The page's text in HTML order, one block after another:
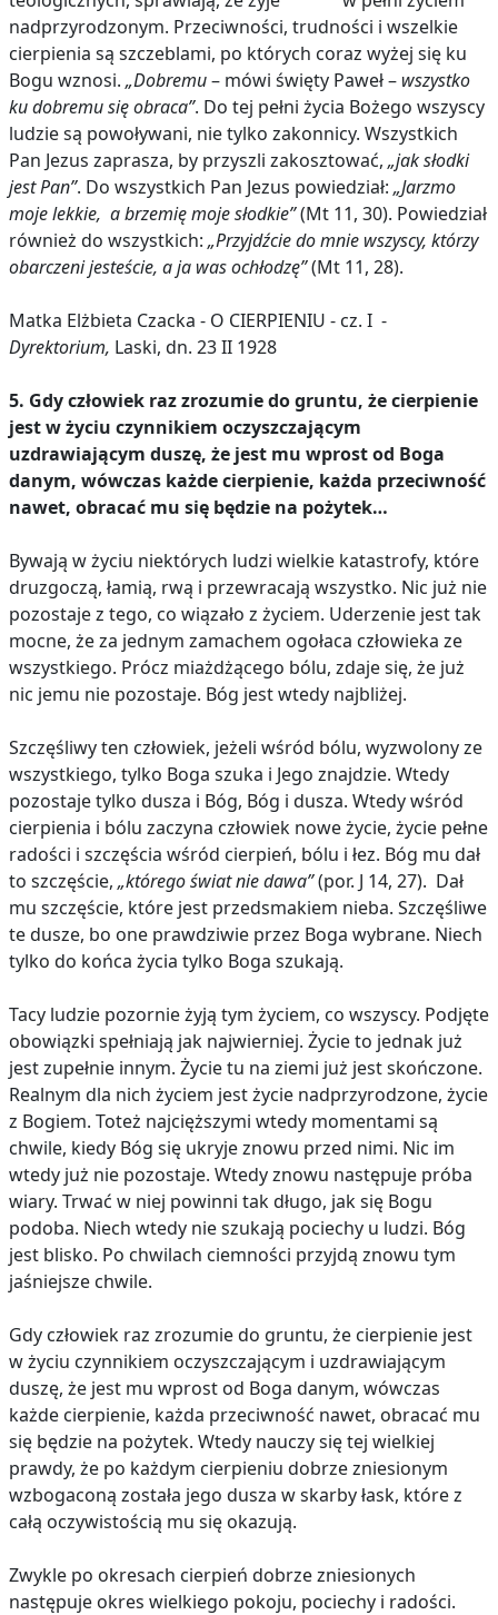
nadprzyrodzonym. Przeciwności, trudności i wszelkie
cierpienia są szczeblami, po których coraz wyżej się ku
Bogu wznosi. „Dobremu– mówi święty Paweł – wszystko
ku dobremu się obraca”. Do tej pełni życia Bożego wszyscy
ludzie są powoływani, nie tylko zakonnicy. Wszystkich
Pan Jezus zaprasza, by przyszli zakosztować, „jak słodki
jest Pan”. Do wszystkich Pan Jezus powiedział: „Jarzmo
moje lekkie, a brzemię moje słodkie”(Mt 11, 30). Powiedział
również do wszystkich: „Przyjdźcie do mnie wszyscy, którzy
obarczeni jesteście, a ja was ochłodzę”(Mt 11, 28).
Matka Elżbieta Czacka - O CIERPIENIU - cz. I -
Dyrektorium, Laski, dn. 23 II 1928
5. Gdy człowiek raz zrozumie do gruntu, że cierpienie
jest w życiu czynnikiem oczyszczającym
uzdrawiającym duszę, że jest mu wprost od Boga
danym, wówczas każde cierpienie, każda przeciwność
nawet, obracać mu się będzie na pożytek…
Bywają w życiu niektórych ludzi wielkie katastrofy, które
druzgoczą, łamią, rwą i przewracają wszystko. Nic już nie
pozostaje z tego, co wiązało z życiem. Uderzenie jest tak
mocne, że za jednym zamachem ogołaca człowieka ze
wszystkiego. Prócz miażdżącego bólu, zdaje się, że już
nic jemu nie pozostaje. Bóg jest wtedy najbliżej.
Szczęśliwy ten człowiek, jeżeli wśród bólu, wyzwolony ze
wszystkiego, tylko Boga szuka i Jego znajdzie. Wtedy
pozostaje tylko dusza i Bóg, Bóg i dusza. Wtedy wśród
cierpienia i bólu zaczyna człowiek nowe życie, życie pełne
radości i szczęścia wśród cierpień, bólu i łez. Bóg mu dał
to szczęście, „którego świat nie dawa”(por. J 14, 27). Dał
mu szczęście, które jest przedsmakiem nieba. Szczęśliwe
te dusze, bo one prawdziwie przez Boga wybrane. Niech
tylko do końca życia tylko Boga szukają.
Tacy ludzie pozornie żyją tym życiem, co wszyscy. Podjęte
obowiązki spełniają jak najwierniej. Życie to jednak już
jest zupełnie innym. Życie tu na ziemi już jest skończone.
Realnym dla nich życiem jest życie nadprzyrodzone, życie
z Bogiem. Toteż najcięższymi wtedy momentami są
chwile, kiedy Bóg się ukryje znowu przed nimi. Nic im
wtedy już nie pozostaje. Wtedy znowu następuje próba
wiary. Trwać w niej powinni tak długo, jak się Bogu
podoba. Niech wtedy nie szukają pociechy u ludzi. Bóg
jest blisko. Po chwilach ciemności przyjdą znowu tym
jaśniejsze chwile.
Gdy człowiek raz zrozumie do gruntu, że cierpienie jest
w życiu czynnikiem oczyszczającym i uzdrawiającym
duszę, że jest mu wprost od Boga danym, wówczas
każde cierpienie, każda przeciwność nawet, obracać mu
się będzie na pożytek. Wtedy nauczy się tej wielkiej
prawdy, że po każdym cierpieniu dobrze zniesionym
wzbogaconą została jego dusza w skarby łask, które z
całą oczywistością mu się okazują.
Zwykle po okresach cierpień dobrze zniesionych
następuje okres wielkiego pokoju, pociechy i radości.